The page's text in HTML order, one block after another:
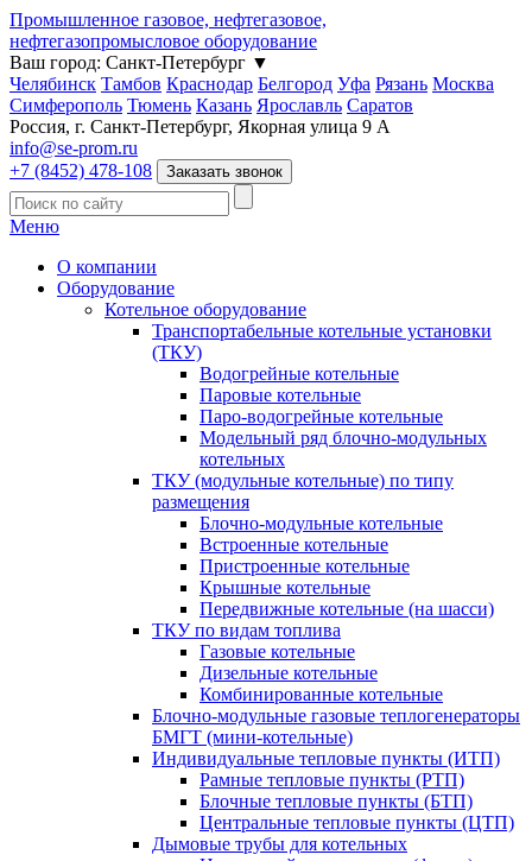
Промышленное газовое, нефтегазовое,
нефтегазопромысловое оборудование
Ваш город: Санкт-Петербург ▼
Челябинск Тамбов Краснодар Белгород Уфа Рязань Москва
Симферополь Тюмень Казань Ярославль Саратов
Россия, г. Санкт-Петербург, Якорная улица 9 А
info@se-prom.ru
+7 (8452) 478-108
Заказать звонок
Меню
О компании
Оборудование
Котельное оборудование
Транспортабельные котельные установки
(ТКУ)
Водогрейные котельные
Паровые котельные
Паро-водогрейные котельные
Модельный ряд блочно-модульных
котельных
ТКУ (модульные котельные) по типу
размещения
Блочно-модульные котельные
Встроенные котельные
Пристроенные котельные
Крышные котельные
Передвижные котельные (на шасси)
ТКУ по видам топлива
Газовые котельные
Дизельные котельные
Комбинированные котельные
Блочно-модульные газовые теплогенераторы
БМГТ (мини-котельные)
Индивидуальные тепловые пункты (ИТП)
Рамные тепловые пункты (РТП)
Блочные тепловые пункты (БТП)
Центральные тепловые пункты (ЦТП)
Дымовые трубы для котельных